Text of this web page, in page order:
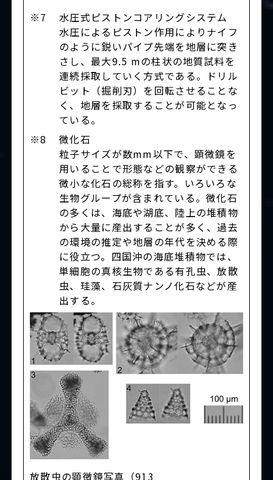
※7
水圧式ピストンコアリングシステム
水圧によるピストン作用によりナイフ
のように鋭いパイプ先端を地層に突き
さし、最大9.5 mの柱状の地質試料を
連続採取していく方式である。ドリル
ビット（掘削刃）を回転させることな
く、地層を採取することが可能となっ
ている。
※8
微化石
粒子サイズが数mm以下で、顕微鏡を
用いることで形態などの観察ができる
微小な化石の総称を指す。いろいろな
生物グループが含まれている。微化石
の多くは、海底や湖底、陸上の堆積物
から大量に産出することが多く、過去
の環境の推定や地層の年代を決める際
に役立つ。四国沖の海底堆積物では、
単細胞の真核生物である有孔虫、放散
虫、珪藻、石灰質ナンノ化石などが産
出する。
放散虫の顕微鏡写真（913_